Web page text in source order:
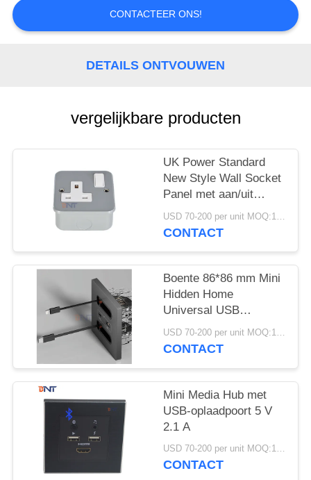
SOLUTION
POLICY
CONTACTEER ONS!
DETAILS ONTVOUWEN
vergelijkbare producten
UK Power Standard
New Style Wall Socket
Panel met aan/uit
schakelaar
USD 70-200 per unit MOQ:1 eenheid
CONTACT
Boente 86*86 mm Mini
Hidden Home
Universal USB
Comfiguration Electric
Wall Power Socket with
USD 70-200 per unit MOQ:1 eenheid
CONTACT
Mini Media Hub met
USB-oplaadpoort 5 V
2.1 A
USD 70-200 per unit MOQ:1 Eenheid
CONTACT